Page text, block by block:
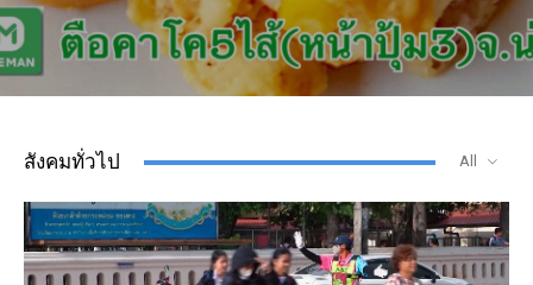
สังคมทั่วไป All